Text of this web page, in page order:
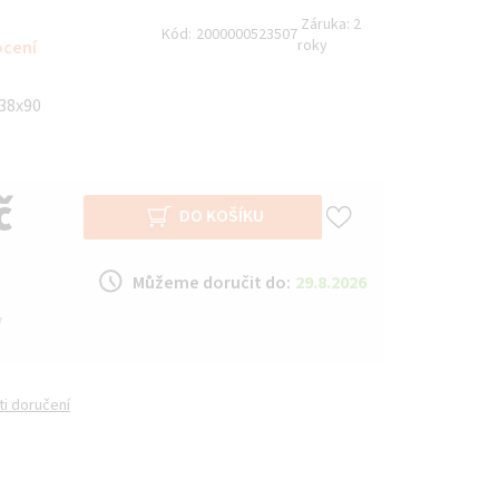
Kód: 2000000523507 Záruka: 2
roky
DO KOŠÍKU
Můžeme doručit do: 29.8.2026
doručení